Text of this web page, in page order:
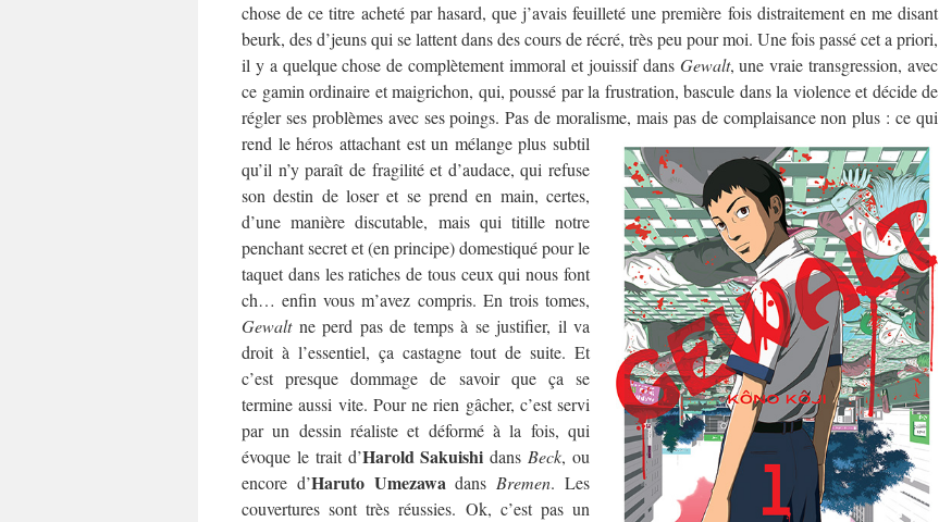
chose de ce titre acheté par hasard, que j’avais feuilleté une première fois distraitement en me disant
beurk, des d’jeuns qui se lattent dans des cours de récré, très peu pour moi. Une fois passé cet a priori,
il y a quelque chose de complètement immoral et jouissif dans Gewalt, une vraie transgression, avec
ce gamin ordinaire et maigrichon, qui, poussé par la frustration, bascule dans la violence et décide de
régler ses problèmes avec ses poings. Pas de moralisme, mais pas de complaisance non plus :ce qui
rend le héros attachant est un mélange plus subtil
qu’il n’y paraît de fragilité et d’audace, qui refuse
son destin de loser et se prend en main, certes,
d’une manière discutable, mais qui titille notre
penchant secret et (en principe) domestiqué pour le
taquet dans les ratiches de tous ceux qui nous font
ch… enfin vous m’avez compris. En trois tomes,
Gewaltne perd pas de temps à se justifier, il va
droit à l’essentiel, ça castagne tout de suite. Et
c’est presque dommage de savoir que ça se
termine aussi vite. Pour ne rien gâcher, c’est servi
par un dessin réaliste et déformé à la fois, qui
évoque le trait d’Harold Sakuishi dans Beck, ou
encore d’Haruto Umezawa dans Bremen. Les
couvertures sont très réussies. Ok, c’est pas un